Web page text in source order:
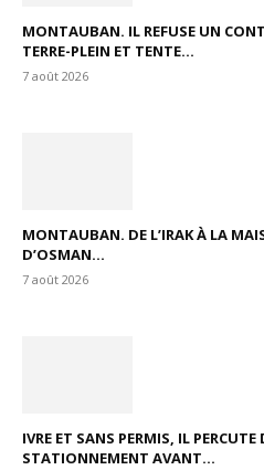
MONTAUBAN. IL REFUSE UN
TERRE-PLEIN ET TENTE...
7 août 2026
MONTAUBAN. DE L’IRAK À LA
D’OSMAN...
7 août 2026
IVRE ET SANS PERMIS, IL
STATIONNEMENT AVANT...